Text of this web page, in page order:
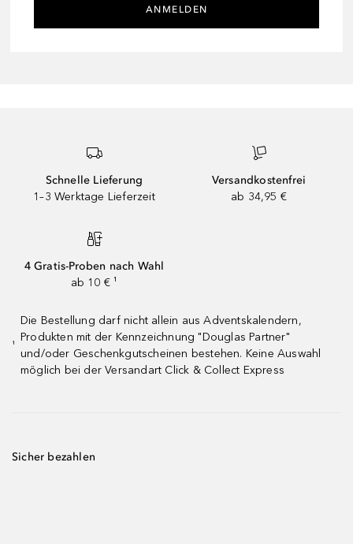
ANMELDEN
Schnelle Lieferung
1–3 Werktage Lieferzeit
Versandkostenfrei
ab 34,95 €
4 Gratis-Proben nach Wahl
ab 10 € ¹
¹
Die Bestellung darf nicht allein aus Adventskalendern,
Produkten mit der Kennzeichnung "Douglas Partner"
und/oder Geschenkgutscheinen bestehen. Keine Auswahl
möglich bei der Versandart Click & Collect Express
Sicher bezahlen